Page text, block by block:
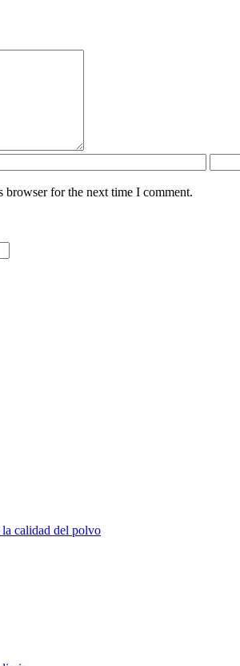
browser for the next time I comment.
la calidad del polvo